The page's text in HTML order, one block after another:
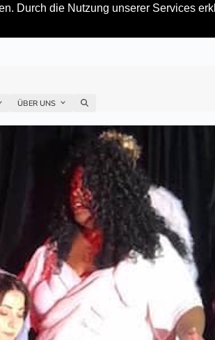
Durch die Nutzung unserer Services
ÜBER UNS